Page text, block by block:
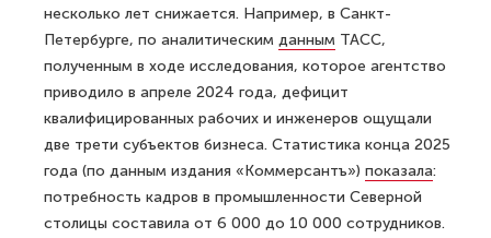
несколько лет снижается. Например, в Санкт-
Петербурге, по аналитическим данным ТАСС,
полученным в ходе исследования, которое агентство
приводило в апреле 2024 года, дефицит
квалифицированных рабочих и инженеров ощущали
две трети субъектов бизнеса. Статистика конца 2025
года (по данным издания «Коммерсантъ») показала:
потребность кадров в промышленности Северной
столицы составила от 6 000 до 10 000 сотрудников.